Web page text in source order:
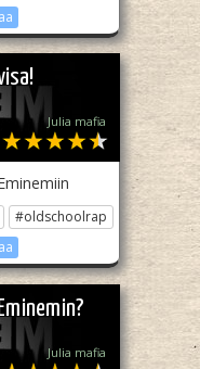
Julia mafia
#oldschoolrap
Julia mafia